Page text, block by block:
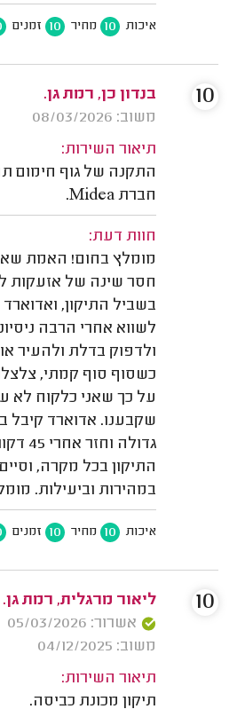
איכות 10 מחיר 10 זמנים
בנדון כן, רמת גן.
משוב: 08/03/2026
תיאור השירות:
התקנה של גוף חימום
חברת Midea.
חוות דעת:
מומלץ בחום! האמת
חסר שינה של אזעקות
בשביל התיקון,
לשווא אחרי הרבה
ולדפוק בדלת ולהעיר
כשסוף סוף קמתי,
על כך שאני כלקוח לא
שקבענו. אדוארד קיבל
התיקון בכל מקרה,
במהירות וביעילות.
איכות 10 מחיר 10 זמנים
10
ליאור מרגלית, רמת גן.
אשרור: 05/03/2026
משוב: 04/12/2025
תיאור השירות:
תיקון מכונת כביסה.
10